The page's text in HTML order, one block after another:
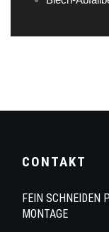
CONTAKT
FEIN SCHNEIDEN
MONTAGE